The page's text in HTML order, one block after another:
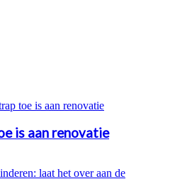
is aan renovatie